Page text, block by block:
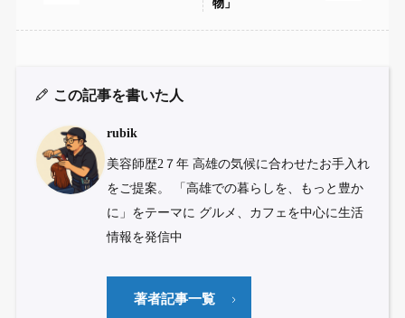
物」
この記事を書いた人
rubik
美容師歴2７年 高雄の気候に合わせたお手入れ
をご提案。 「高雄での暮らしを、もっと豊か
に」をテーマに グルメ、カフェを中心に生活
情報を発信中
著者記事一覧